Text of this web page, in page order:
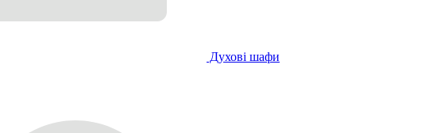
Духові шафи